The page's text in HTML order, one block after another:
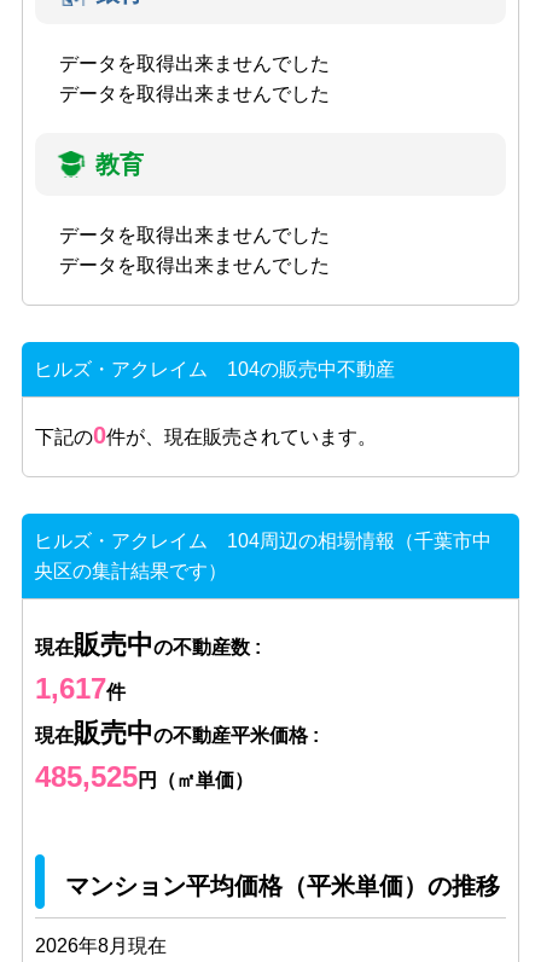
データを取得出来ませんでした
データを取得出来ませんでした
教育
データを取得出来ませんでした
データを取得出来ませんでした
ヒルズ・アクレイム 104の販売中不動産
下記の0件が、現在販売されています。
ヒルズ・アクレイム 104周辺の相場情報（千葉市中
央区の集計結果です）
現在販売中の不動産数 :
1,617件
現在販売中の不動産平米価格 :
485,525円（㎡単価）
マンション平均価格（平米単価）の推移
2026年8月現在